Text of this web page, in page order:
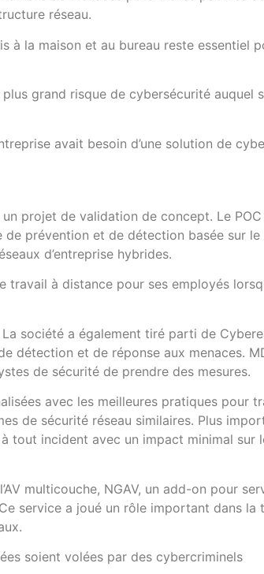
réseau.
à la maison et au bureau reste essentiel
grand risque de cybersécurité auquel
avait besoin d’une solution de
projet de validation de concept. Le
prévention et de détection basée sur le
d’entreprise hybrides.
travail à distance pour ses employés
société a également tiré parti de
détection et de réponse aux menaces.
de sécurité de prendre des mesures.
avec les meilleures pratiques pour
de sécurité réseau similaires. Plus
tout incident avec un impact minimal sur
multicouche, NGAV, un add-on pour
service a joué un rôle important dans la
soient volées par des cybercriminels